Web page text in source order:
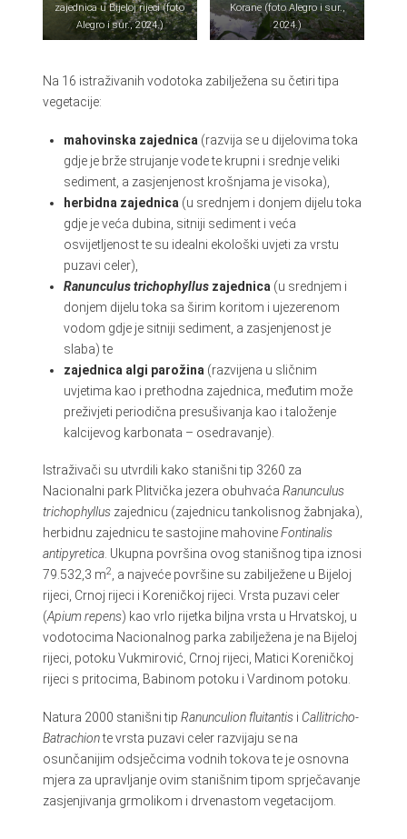
zajednica u Bijeloj rijeci (foto
Alegro i sur., 2024.)
Korane (foto Alegro i sur.,
2024.)
Na 16 istraživanih vodotoka zabilježena su četiri tipa
vegetacije:
mahovinska zajednica (razvija se u dijelovima toka
gdje je brže strujanje vode te krupni i srednje veliki
sediment, a zasjenjenost krošnjama je visoka),
herbidna zajednica (u srednjem i donjem dijelu toka
gdje je veća dubina, sitniji sediment i veća
osvijetljenost te su idealni ekološki uvjeti za vrstu
puzavi celer),
Ranunculus trichophyllus zajednica (u srednjem i
donjem dijelu toka sa širim koritom i ujezerenom
vodom gdje je sitniji sediment, a zasjenjenost je
slaba) te
zajednica algi parožina (razvijena u sličnim
uvjetima kao i prethodna zajednica, međutim može
preživjeti periodična presušivanja kao i taloženje
kalcijevog karbonata – osedravanje).
Istraživači su utvrdili kako stanišni tip 3260 za
Nacionalni park Plitvička jezera obuhvaća Ranunculus
trichophylluszajednicu (zajednicu tankolisnog žabnjaka),
herbidnu zajednicu te sastojine mahovineFontinalis
antipyretica. Ukupna površina ovog stanišnog tipa iznosi
79.532,3 m2
, a najveće površine su zabilježene u Bijeloj
rijeci, Crnoj rijeci i Koreničkoj rijeci. Vrsta puzavi celer
(Apium repens) kao vrlo rijetka biljna vrsta u Hrvatskoj, u
vodotocima Nacionalnog parka zabilježena je na Bijeloj
rijeci, potoku Vukmirović, Crnoj rijeci, Matici Koreničkoj
rijeci s pritocima, Babinom potoku i Vardinom potoku.
Natura 2000 stanišni tip Ranunculion fluitantisi Callitricho-
Batrachionte vrsta puzavi celer razvijaju se na
osunčanijim odsječcima vodnih tokova te je osnovna
mjera za upravljanje ovim stanišnim tipom sprječavanje
zasjenjivanja grmolikom i drvenastom vegetacijom.